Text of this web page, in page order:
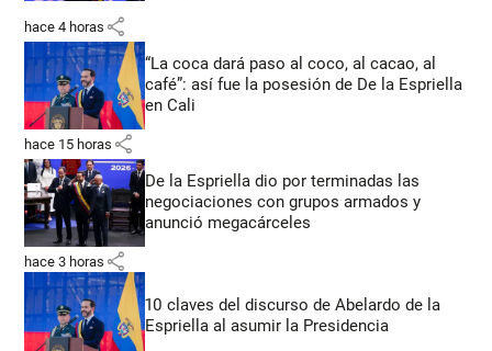
hace 4 horas share
“La coca dará paso al coco, al cacao, al
café”: así fue la posesión de De la Espriella
en Cali
hace 15 horas share
De la Espriella dio por terminadas las
negociaciones con grupos armados y
anunció megacárceles
hace 3 horas share
10 claves del discurso de Abelardo de la
Espriella al asumir la Presidencia